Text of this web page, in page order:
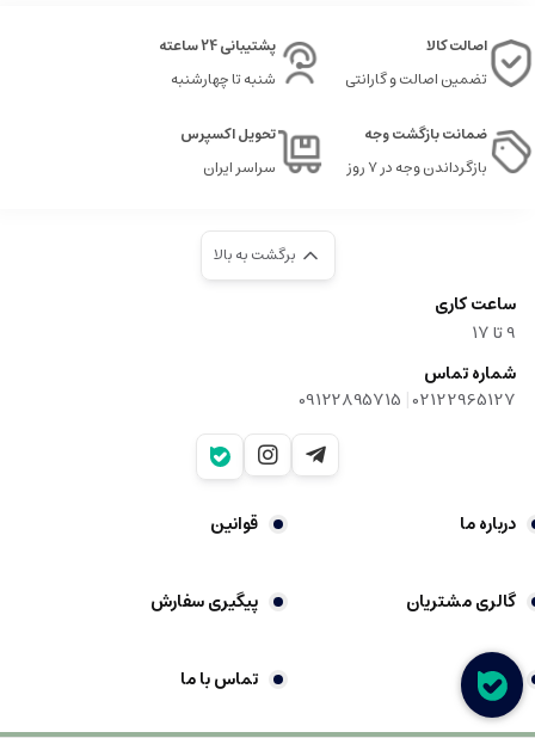
اصالت کالا
تضمین اصالت و گارانتی
پشتیبانی 24 ساعته
شنبه تا چهارشنبه
ضمانت بازگشت وجه
بازگرداندن وجه در ۷ روز
تحویل اکسپرس
سراسر ایران
برگشت به بالا
ساعت کاری
9‌ تا ۱۷
شماره تماس
02122965127
|
09122895715
درباره ما قوانین
گالری مشتریان پیگیری سفارش
شکایات تماس با ما